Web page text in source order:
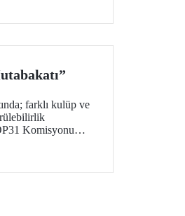
farklı kulüp ve
Komisyonu